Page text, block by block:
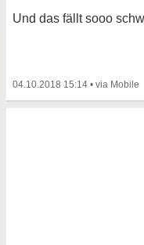
Und das fällt sooo
04.10.2018 15:14 •